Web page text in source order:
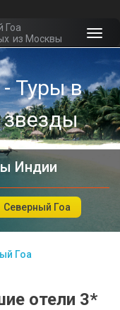
Гоа
из Москвы
Туры в
звезды
Индии
Северный Гоа
Гоа
отели 3*